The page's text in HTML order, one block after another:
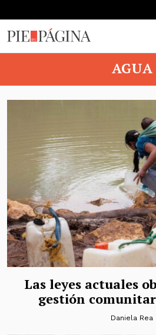
AGUA
Las leyes actuales
gestión
Daniela Rea